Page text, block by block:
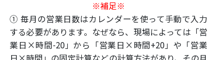
※補足※
① 毎月の営業日数はカレンダーを使って手動で入力
する必要があります。なぜなら、現場によっては「営
業日×時間-20」から「営業日×時間+20」や「営業